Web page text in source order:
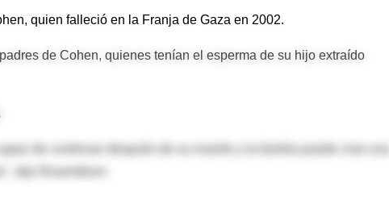
quien falleció en la Franja de Gaza en 2002.
de Cohen, quienes tenían el esperma de su hijo extraído
de continuar después de su muerte y la familia puede criar
dijo Rosenblum.